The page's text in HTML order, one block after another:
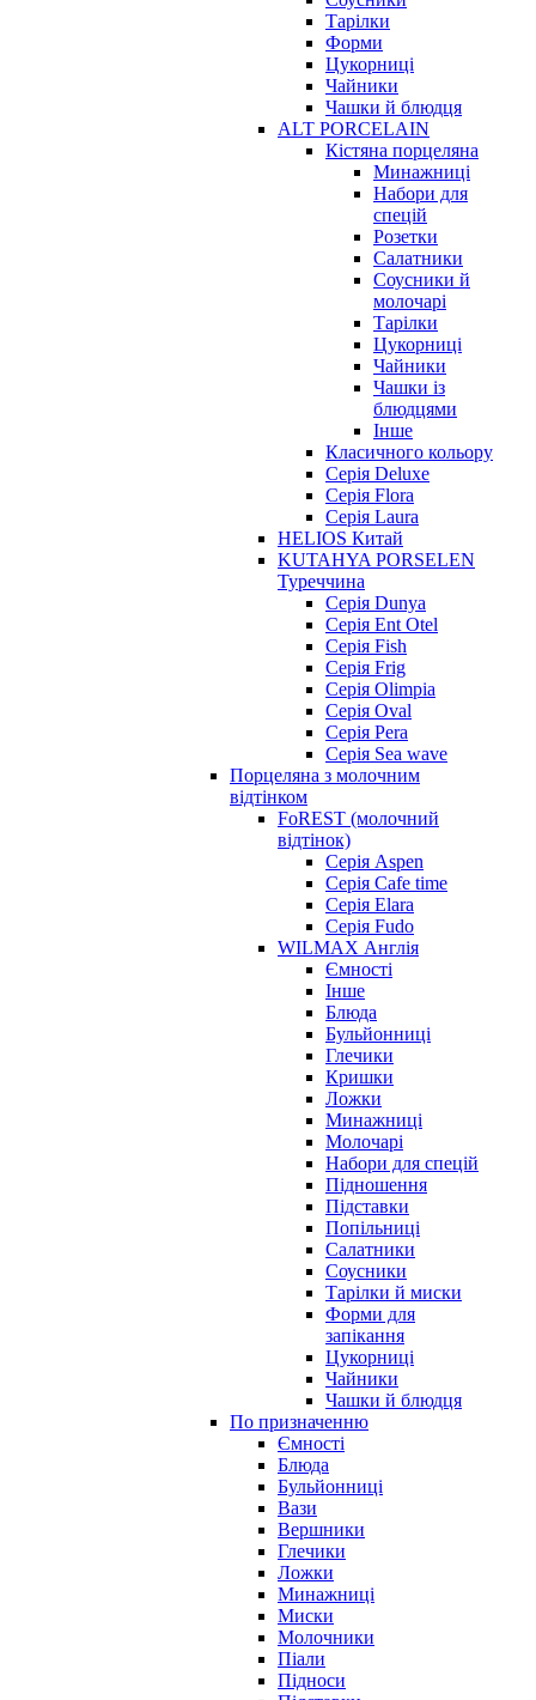
Тарілки
Форми
Цукорниці
Чайники
Чашки й блюдця
ALT PORCELAIN
Кістяна порцеляна
Минажниці
Набори для
спецій
Розетки
Салатники
Соусники й
молочарі
Тарілки
Цукорниці
Чайники
Чашки із
блюдцями
Інше
Класичного кольору
Серія Deluxe
Серія Flora
Серія Laura
HELIOS Китай
KUTAHYA PORSELEN
Туреччина
Серія Dunya
Серія Ent Otel
Серія Fish
Серія Frig
Серія Olimpia
Серія Oval
Серія Pera
Серія Sea wave
Порцеляна з молочним
відтінком
FoREST (молочний
відтінок)
Серія Aspen
Серія Cafe time
Серія Elara
Серія Fudo
WILMAX Англія
Ємності
Інше
Блюда
Бульйонниці
Глечики
Кришки
Ложки
Минажниці
Молочарі
Набори для спецій
Підношення
Підставки
Попільниці
Салатники
Соусники
Тарілки й миски
Форми для
запікання
Цукорниці
Чайники
Чашки й блюдця
По призначенню
Ємності
Блюда
Бульйонниці
Вази
Вершники
Глечики
Ложки
Минажниці
Миски
Молочники
Піали
Підноси